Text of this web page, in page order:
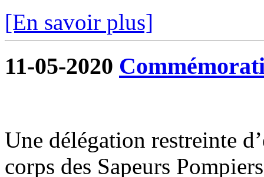
[En savoir plus]
11-05-2020
Une délégation restreinte
corps des Sapeurs